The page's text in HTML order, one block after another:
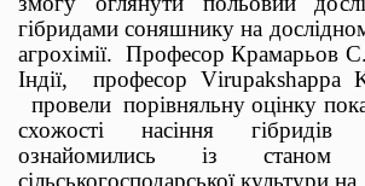
гібридами соняшнику на
агрохімії. Професор Крамарьов
Індії,
професорVirupakshappa
провели порівняльну оцінку
схожості насіння
ознайомились із станом
сільськогосподарської культури